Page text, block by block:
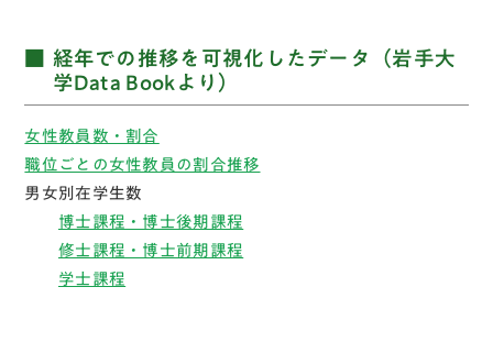
経年での推移を可視化したデータ（岩手大
学Data Bookより）
女性教員数・割合
職位ごとの女性教員の割合推移
男女別在学生数
博士課程・博士後期課程
修士課程・博士前期課程
学士課程